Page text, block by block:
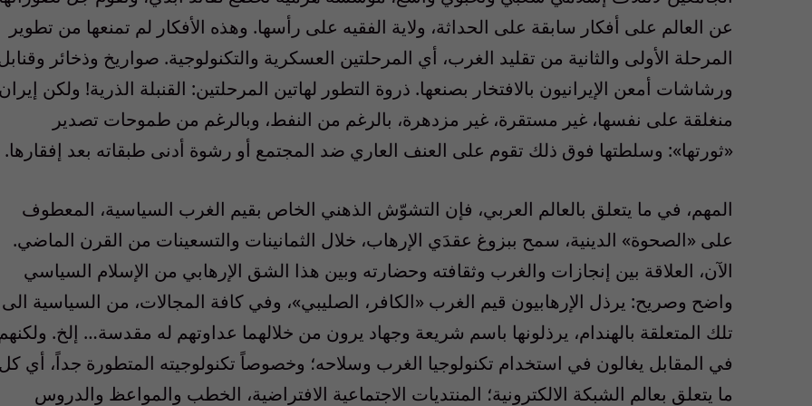
عن العالم على أفكار سابقة على الحداثة، ولاية الفقيه على رأسها. وهذه الأفكار لم تمنعها من تطوير
المرحلة الأولى والثانية من تقليد الغرب، أي المرحلتين العسكرية والتكنولوجية. صواريخ وذخائر
ورشاشات أمعن الإيرانيون بالافتخار بصنعها. ذروة التطور لهاتين المرحلتين: القنبلة الذرية! ولكن إيران
منغلقة على نفسها، غير مستقرة، غير مزدهرة، بالرغم من النفط، وبالرغم من طموحات تصدير
«ثورتها»: وسلطتها فوق ذلك تقوم على العنف العاري ضد المجتمع أو رشوة أدنى طبقاته بعد إفقارها.
المهم، في ما يتعلق بالعالم العربي، فإن التشوّش الذهني الخاص بقيم الغرب السياسية، المعطوف
على «الصحوة» الدينية، سمح ببزوغ عقدَي الإرهاب، خلال الثمانينات والتسعينات من القرن الماضي.
الآن، العلاقة بين إنجازات والغرب وثقافته وحضارته وبين هذا الشق الإرهابي من الإسلام السياسي
واضح وصريح: يرذل الإرهابيون قيم الغرب «الكافر، الصليبي»، وفي كافة المجالات، من السياسية الى
تلك المتعلقة بالهندام، يرذلونها باسم شريعة وجهاد يرون من خلالهما عداوتهم له مقدسة… إلخ. ولكنهم
في المقابل يغالون في استخدام تكنولوجيا الغرب وسلاحه؛ وخصوصاً تكنولوجيته المتطورة جداً، أي كل
ما يتعلق بعالم الشبكة الالكترونية؛ المنتديات الاجتماعية الافتراضية، الخطب والمواعظ والدروس